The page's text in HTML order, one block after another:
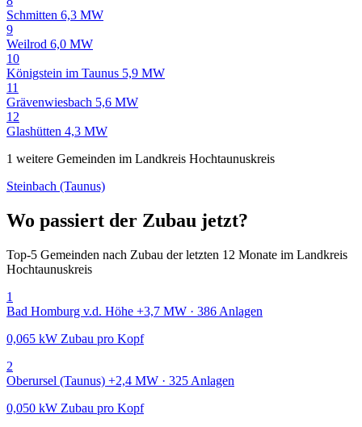
Schmitten 6,3 MW
9
Weilrod 6,0 MW
10
Königstein im Taunus 5,9 MW
11
Grävenwiesbach 5,6 MW
12
Glashütten 4,3 MW
1 weitere Gemeinden im Landkreis Hochtaunuskreis
Steinbach (Taunus)
Wo passiert der Zubau jetzt?
Top-5 Gemeinden nach Zubau der letzten 12 Monate im Landkreis
Hochtaunuskreis
1
Bad Homburg v.d. Höhe +3,7 MW · 386 Anlagen
0,065 kW Zubau pro Kopf
2
Oberursel (Taunus) +2,4 MW · 325 Anlagen
0,050 kW Zubau pro Kopf